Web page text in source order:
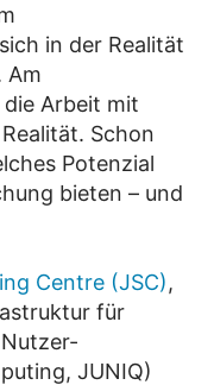
in der Realität
Am
Arbeit mit
Schon
Potenzial
bieten – und
Centre (JSC),
für
JUNIQ)